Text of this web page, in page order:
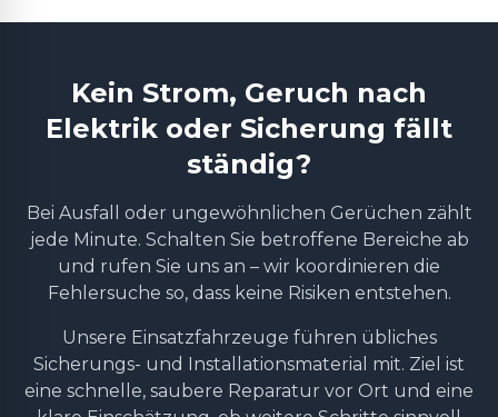
Kein Strom, Geruch nach
Elektrik oder Sicherung fällt
ständig?
Bei Ausfall oder ungewöhnlichen Gerüchen zählt
jede Minute. Schalten Sie betroffene Bereiche ab
und rufen Sie uns an – wir koordinieren die
Fehlersuche so, dass keine Risiken entstehen.
Unsere Einsatzfahrzeuge führen übliches
Sicherungs- und Installationsmaterial mit. Ziel ist
eine schnelle, saubere Reparatur vor Ort und eine